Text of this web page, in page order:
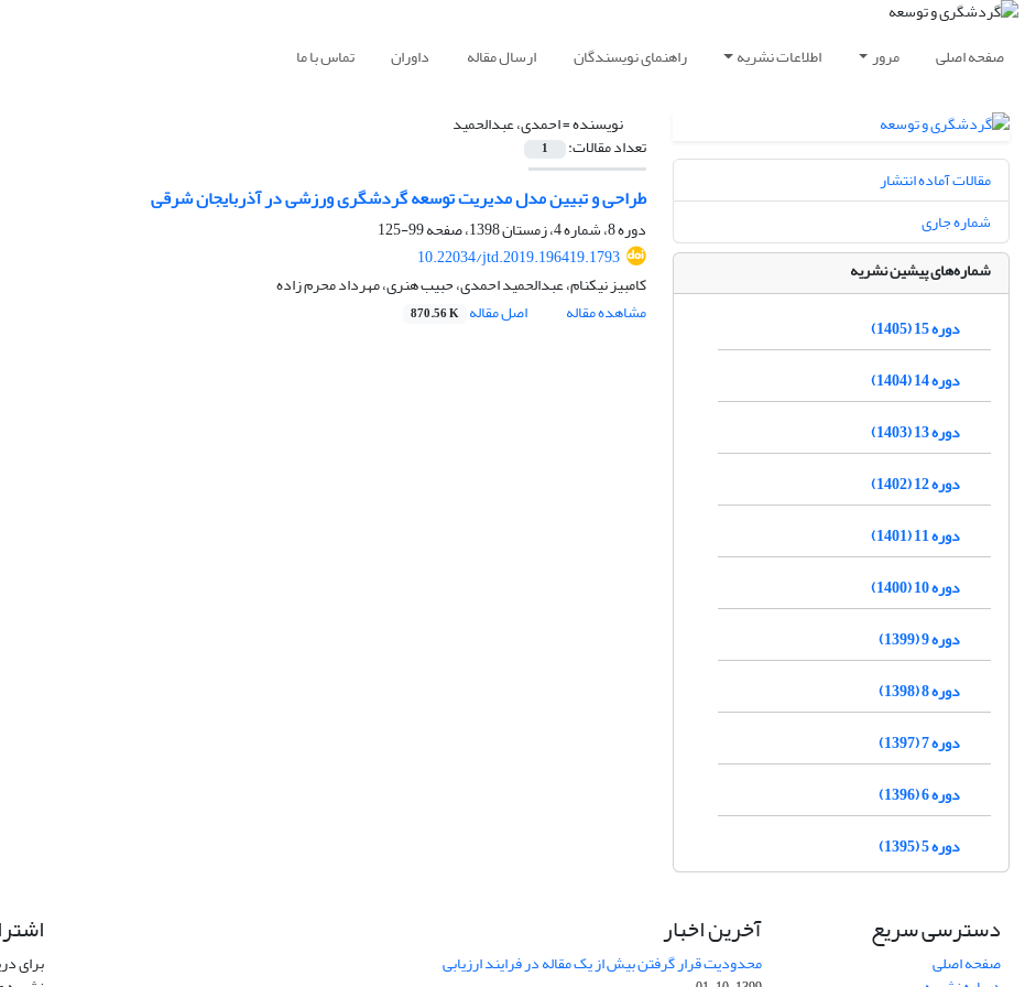
صفحه اصلی مرور اطلاعات نشریه راهنمای نویسندگان ارسال مقاله داوران تماس با ما
نویسنده =احمدی، عبدالحمید
تعداد مقالات: 1
طراحی و تبیین مدل مدیریت توسعه گردشگری ورزشی در آذربایجان شرقی
دوره 8، شماره 4، زمستان 1398، صفحه
99-125
10.22034/jtd.2019.196419.1793
کامبیز نیکنام، عبدالحمید احمدی، حبیب هنری، مهرداد محرم زاده
مشاهده مقاله
اصل مقاله 870.56 K
مقالات آماده انتشار
شماره جاری
شماره‌های پیشین نشریه
دوره 15 (1405)
دوره 14 (1404)
دوره 13 (1403)
دوره 12 (1402)
دوره 11 (1401)
دوره 10 (1400)
دوره 9 (1399)
دوره 8 (1398)
دوره 7 (1397)
دوره 6 (1396)
دوره 5 (1395)
دسترسی سریع
صفحه اصلی
آخرین اخبار
محدودیت قرار گرفتن بیش از یک مقاله در فرایند ارزیابی برای